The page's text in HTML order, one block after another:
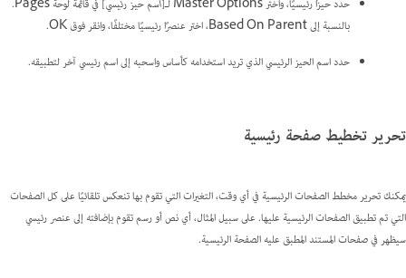
حدد حيزًا رئيسيًا، واختر Master Options لـ [اسم حيز رئيسي]
في قائمة لوحة Pages.
بالنسبة إلى Based On Parent، اختر عنصرًا رئيسيًا مختلفًا، وانقر فوق OK.
حدد اسم الحيز الرئيسي الذي تريد استخدامه كأساس واسحبه إلى اسم رئيسي آخر لتطبيقه.
تحرير تخطيط صفحة رئيسية
يمكنك تحرير مخطط الصفحات الرئيسية في أي وقت، التغيرات التي تقوم بها تنعكس تلقائيًا على كل الصفحات
التي تم تطبيق الصفحات الرئيسية عليها. على سبيل المثال، أي نص أو رسم تقوم بإضافته إلى عنصر رئيسي
سيظهر في صفحات المستند المطبق عليه الصفحة الرئيسية.